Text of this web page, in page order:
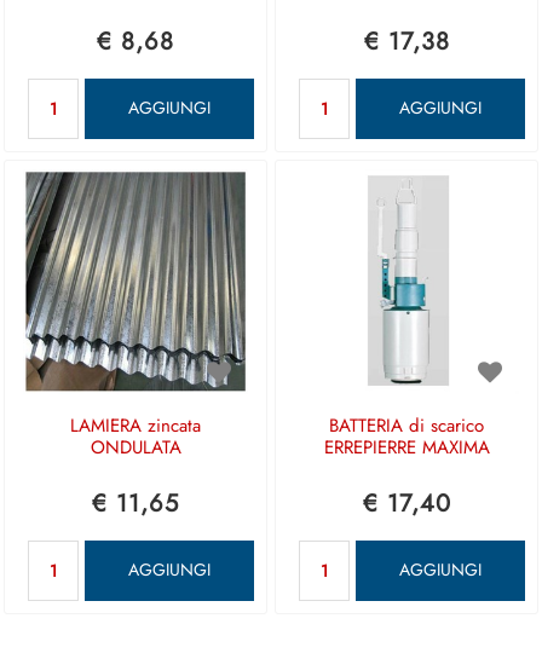
€ 8,68
AGGIUNGI
€ 17,38
AGGIUNGI
LAMIERA zincata
ONDULATA
€ 11,65
AGGIUNGI
BATTERIA di scarico
ERREPIERRE MAXIMA
€ 17,40
AGGIUNGI